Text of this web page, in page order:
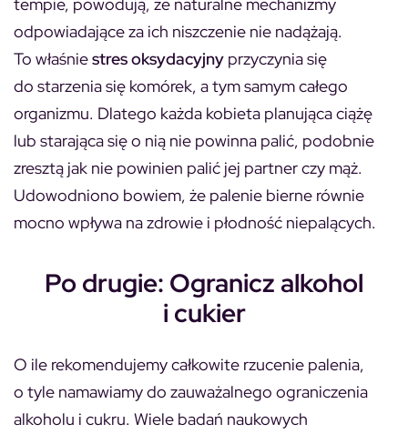
odpowiadające za ich niszczenie nie nadążają.
To właśniestres oksydacyjny przyczynia się
do starzenia się komórek, a tym samym całego
organizmu. Dlatego każda kobieta planująca ciążę
lub starająca się o nią nie powinna palić, podobnie
zresztą jak nie powinien palić jej partner czy mąż.
Udowodniono bowiem, że palenie bierne równie
mocno wpływa na zdrowie i płodność niepalących.
Po drugie: Ogranicz alkohol
i cukier
O ile rekomendujemy całkowite rzucenie palenia,
o tyle namawiamy do zauważalnego ograniczenia
alkoholu i cukru. Wiele badań naukowych